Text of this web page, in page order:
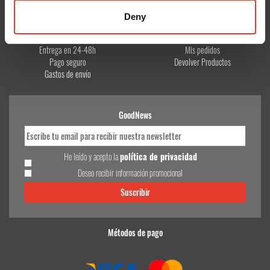
Deny
Quiénes somos
Entrega en 24-48h
Pago seguro
Gastos de envío
Contacto
Mis pedidos
Devolver Productos
GoodNews
He leído y acepto lapolítica de privacidad
Deseo recibir información promocional
Métodos de pago